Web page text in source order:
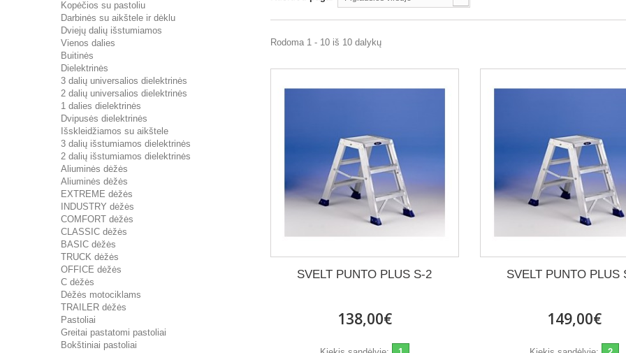
Kopėčios su pastoliu
Darbinės su aikštele ir dėklu
Dviejų dalių išstumiamos
Vienos dalies
Buitinės
Dielektrinės
3 dalių universalios dielektrinės
2 dalių universalios dielektrinės
1 dalies dielektrinės
Dvipusės dielektrinės
Išskleidžiamos su aikštele
3 dalių išstumiamos dielektrinės
2 dalių išstumiamos dielektrinės
Aliuminės dėžės
Aliuminės dėžės
EXTREME dėžės
INDUSTRY dėžės
COMFORT dėžės
CLASSIC dėžės
BASIC dėžės
TRUCK dėžės
OFFICE dėžės
C dėžės
Dėžės motociklams
TRAILER dėžės
Pastoliai
Greitai pastatomi pastoliai
Bokštiniai pastoliai
Rodoma 1 - 10 iš 10 dalykų
SVELT PUNTO PLUS S-2
138,00€
SVELT PUNTO PLUS
149,00€